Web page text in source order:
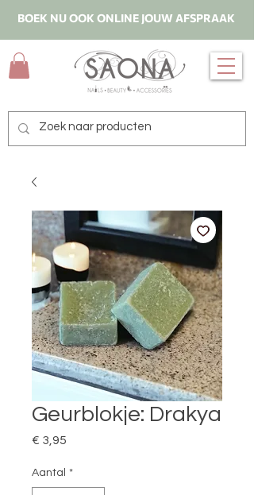
BOEK NU OOK ONLINE JOUW AFSPRAAK
Geurblokje: Drakya
€ 3,95
Aantal *